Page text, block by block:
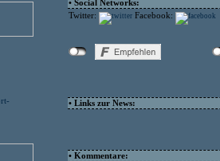
• Social Networks:
Twitter:
Facebook:
• Links zur News:
• Kommentare: